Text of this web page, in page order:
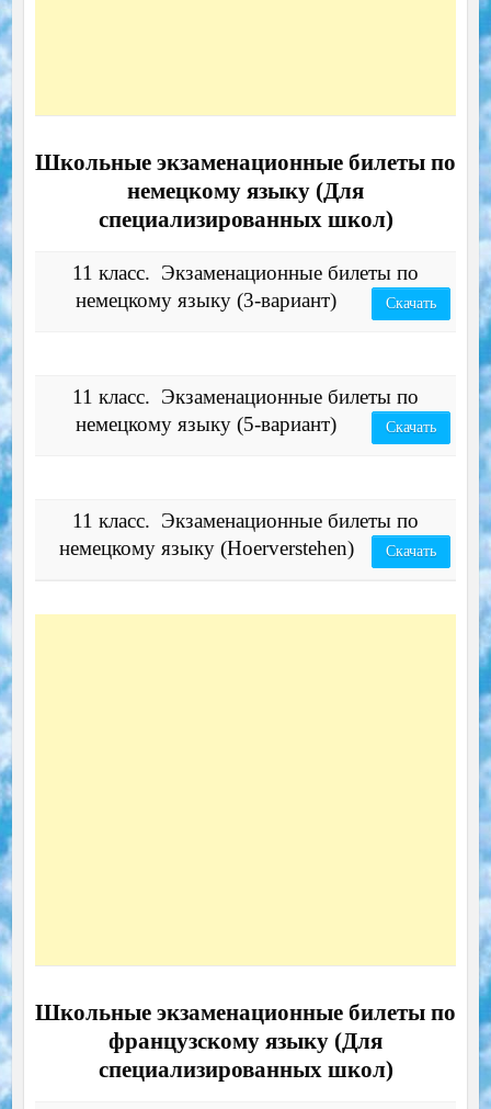
Школьные экзаменационные билеты по
немецкому языку (Для
специализированных школ)
11 класс. Экзаменационные билеты по
немецкому языку (3-вариант)
Скачать
11 класс. Экзаменационные билеты по
немецкому языку (5-вариант)
Скачать
11 класс. Экзаменационные билеты по
немецкому языку (Hoerverstehen)
Скачать
Школьные экзаменационные билеты по
французскому языку (Для
специализированных школ)